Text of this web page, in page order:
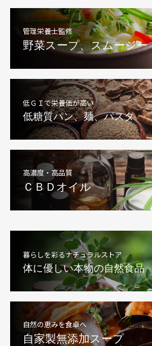
管理栄養士監修
野菜スープ、スムージー
低ＧＩで栄養価が高い
低糖質パン、麺、パスタ
高濃度・高品質
ＣＢＤオイル
暮らしを彩るナチュラルストア
体に優しい本物の自然食品
自然の恵みを食卓へ
自家製無添加スープ